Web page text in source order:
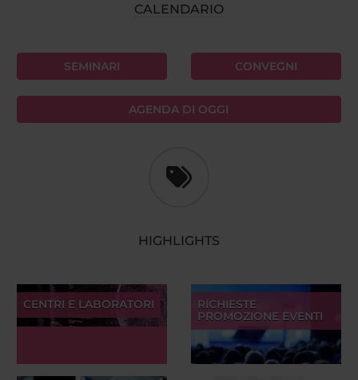
CALENDARIO
SEMINARI CONVEGNI
AGENDA DI OGGI
HIGHLIGHTS
CENTRI E LABORATORI
RICHIESTE
PROMOZIONE EVENTI